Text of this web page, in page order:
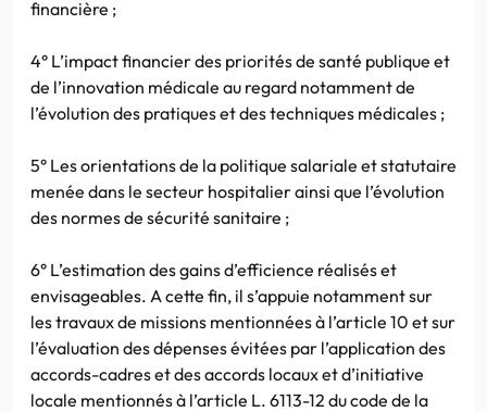
financière ;
4° L’impact financier des priorités de santé publique et
de l’innovation médicale au regard notamment de
l’évolution des pratiques et des techniques médicales ;
5° Les orientations de la politique salariale et statutaire
menée dans le secteur hospitalier ainsi que l’évolution
des normes de sécurité sanitaire ;
6° L’estimation des gains d’efficience réalisés et
envisageables. A cette fin, il s’appuie notamment sur
les travaux de missions mentionnées à l’article 10 et sur
l’évaluation des dépenses évitées par l’application des
accords-cadres et des accords locaux et d’initiative
locale mentionnés à l’article L. 6113-12 du code de la